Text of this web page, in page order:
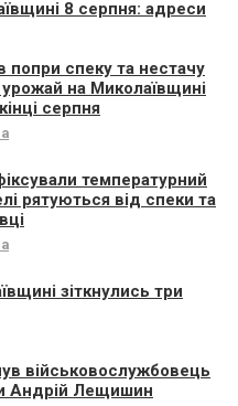
8 серпня: адреси
попри спеку та нестачу
на Миколаївщині
серпня
температурний
рятуються від спеки та
зіткнулись три
військовослужбовець
Андрій Лещишин